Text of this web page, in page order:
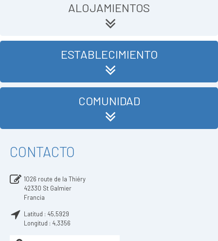
ALOJAMIENTOS
ESTABLECIMIENTO
COMUNIDAD
CONTACTO
1026 route de la Thiéry
42330 St Galmier
Francia
Latitud : 45,5929
Longitud : 4,3356